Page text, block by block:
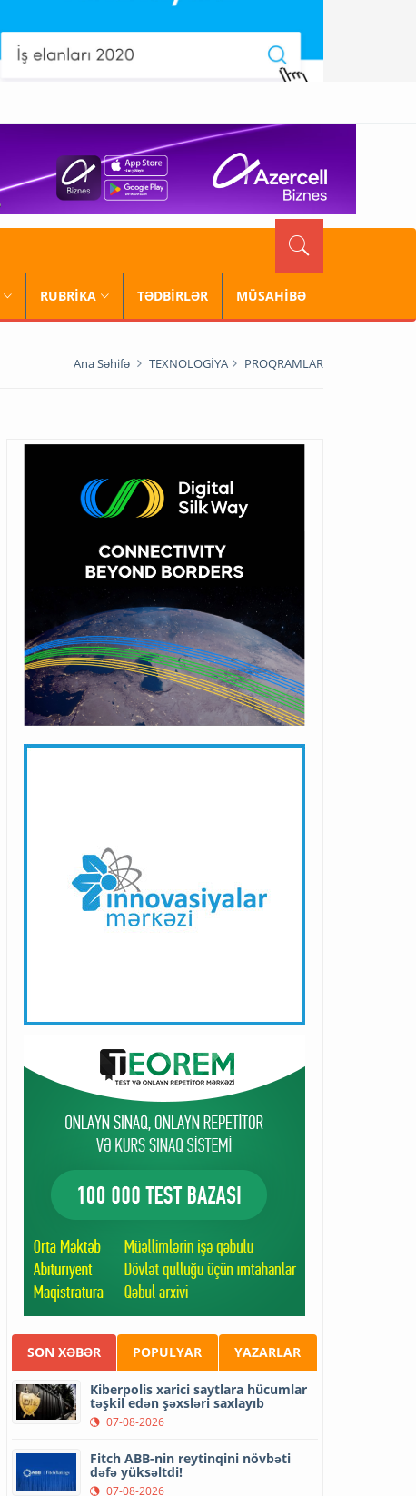
RUBRİKA TƏDBİRLƏR MÜSAHİBƏ
Ana Səhifə TEXNOLOGİYA PROQRAMLAR
SON XƏBƏR POPULYAR YAZARLAR
Kiberpolis xarici saytlara hücumlar
təşkil edən şəxsləri saxlayıb
07-08-2026
Fitch ABB-nin reytinqini növbəti
dəfə yüksəltdi!
07-08-2026